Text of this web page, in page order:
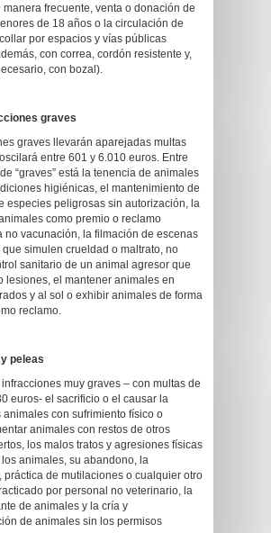
frecuente, venta o donación de
de 18 años o la circulación de
por espacios y vías públicas
con correa, cordón resistente y,
con bozal).
graves
graves llevarán aparejadas multas
entre 601 y 6.010 euros. Entre
“graves” está la tenencia de animales
higiénicas, el mantenimiento de
especies peligrosas sin autorización, la
como premio o reclamo
no vacunación, la filmación de escenas
simulen crueldad o maltrato, no
sanitario de un animal agresor que
lesiones, el mantener animales en
y al sol o exhibir animales de forma
reclamo.
peleas
muy graves – con multas de
euros- el sacrificio o el causar la
animales con sufrimiento físico o
animales con restos de otros
los malos tratos y agresiones físicas
animales, su abandono, la
práctica de mutilaciones o cualquier otro
por personal no veterinario, la
de animales y la cría y
de animales sin los permisos